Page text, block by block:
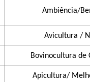
Ambiência/
Avicultura /
Bovinocultura de
Apicultura/